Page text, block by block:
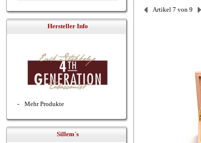
Hersteller Info
- Mehr Produkte
Sillem´s
Artikel 7 von 9